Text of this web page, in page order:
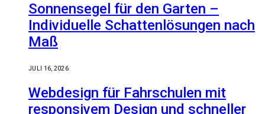
Sonnensegel für den Garten –
Individuelle Schattenlösungen nach
Maß
JULI 16, 2026
Webdesign für Fahrschulen mit
responsivem Design und schneller